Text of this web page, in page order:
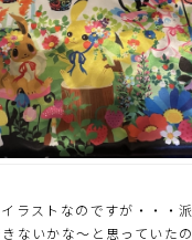
ラストなのですが・・・
ないかな〜と思っていた